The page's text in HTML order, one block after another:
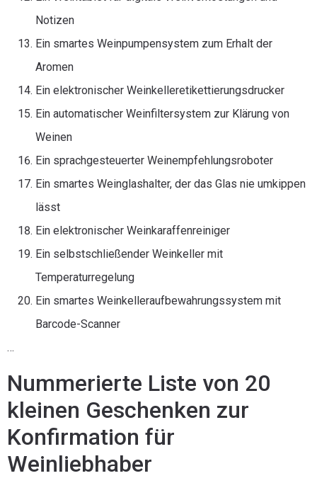
Notizen
Ein smartes Weinpumpensystem zum Erhalt der
Aromen
Ein elektronischer Weinkelleretikettierungsdrucker
Ein automatischer Weinfiltersystem zur Klärung von
Weinen
Ein sprachgesteuerter Weinempfehlungsroboter
Ein smartes Weinglashalter, der das Glas nie umkippen
lässt
Ein elektronischer Weinkaraffenreiniger
Ein selbstschließender Weinkeller mit
Temperaturregelung
Ein smartes Weinkelleraufbewahrungssystem mit
Barcode-Scanner
…
Nummerierte Liste von 20
kleinen Geschenken zur
Konfirmation für
Weinliebhaber